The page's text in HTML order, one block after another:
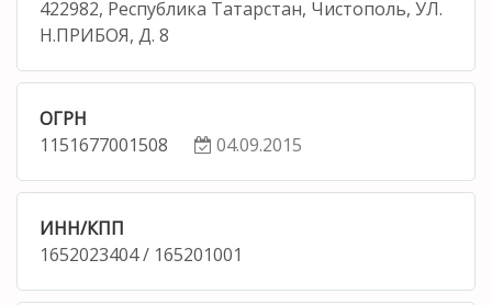
422982, Республика Татарстан, Чистополь, УЛ.
Н.ПРИБОЯ, Д. 8
ОГРН
1151677001508
04.09.2015
ИНН/КПП
1652023404 / 165201001